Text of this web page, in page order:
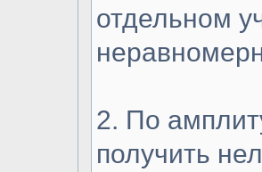
отдельном
2. По
получить